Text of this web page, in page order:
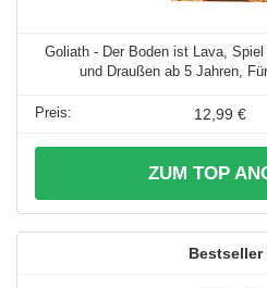
Goliath - Der Boden ist Lava,
und Draußen ab 5 Jahren,
12,99 €
ZUM TOP